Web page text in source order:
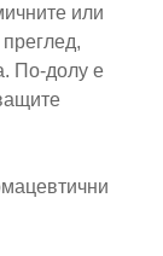
или
По-долу е